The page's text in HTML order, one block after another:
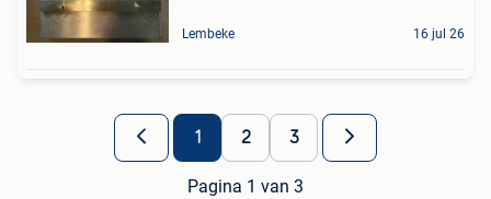
Lembeke 16 jul 26
1 2 3
Pagina 1 van 3